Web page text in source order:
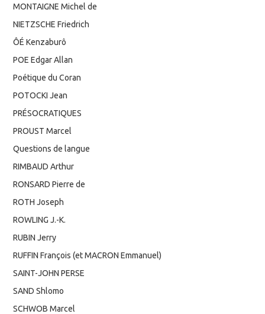
MONTAIGNE Michel de
NIETZSCHE Friedrich
ÔÉ Kenzaburô
POE Edgar Allan
Poétique du Coran
POTOCKI Jean
PRÉSOCRATIQUES
PROUST Marcel
Questions de langue
RIMBAUD Arthur
RONSARD Pierre de
ROTH Joseph
ROWLING J.-K.
RUBIN Jerry
RUFFIN François (et MACRON Emmanuel)
SAINT-JOHN PERSE
SAND Shlomo
SCHWOB Marcel